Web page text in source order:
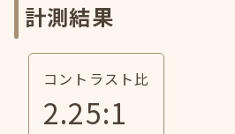
計測結果
コントラスト比
2.25:1